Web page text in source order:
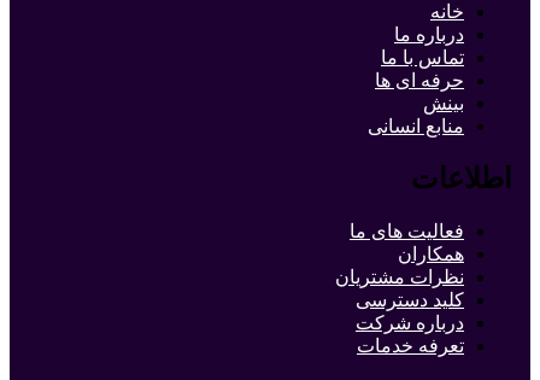
خانه
درباره ما
تماس با ما
حرفه ای ها
بینش
منابع انسانی
اطلاعات
فعالیت های ما
همکاران
نظرات مشتریان
کلید دسترسی
درباره شرکت
تعرفه خدمات